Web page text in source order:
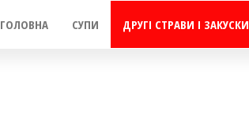
ГОЛОВНА СУПИ ДРУГІ СТРАВИ І ЗАКУСКИ